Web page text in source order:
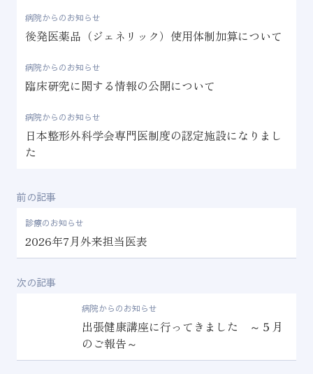
病院からのお知らせ
後発医薬品（ジェネリック）使用体制加算について
病院からのお知らせ
臨床研究に関する情報の公開について
病院からのお知らせ
日本整形外科学会専門医制度の認定施設になりまし
た
前の記事
診療のお知らせ
2026年7月外来担当医表
次の記事
病院からのお知らせ
出張健康講座に行ってきました ～５月
のご報告～